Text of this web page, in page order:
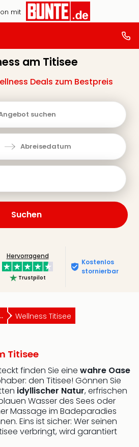
mit
am Titisee
Deals zum Bestpreis
suchen
Abreisedatum
Suchen
Hervorragend
Trustpilot
Kostenlos
stornierbar
Wellness Titisee
Titisee
finden Sie eine wahre Oase
den Titisee! Gönnen Sie
idyllischer Natur, erfrischen
Wasser des Sees oder
Massage im Badeparadies
Eins ist sicher: Wer seinen
verbringt, wird garantiert